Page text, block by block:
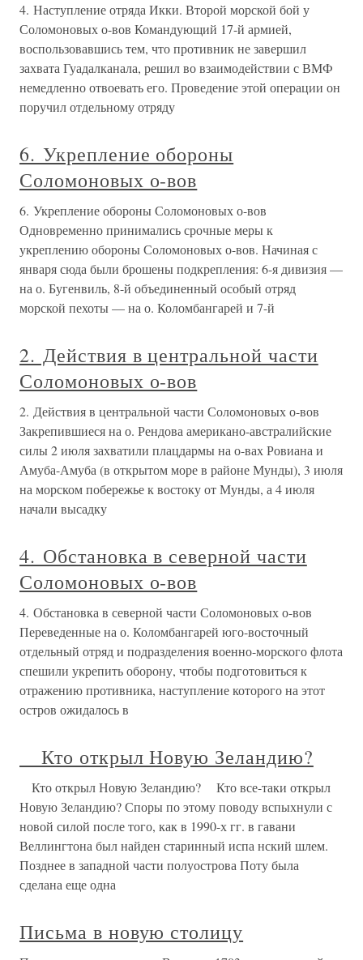
4. Наступление отряда Икки. Второй морской бой у
Соломоновых о-вов Командующий 17-й армией,
воспользовавшись тем, что противник не завершил
захвата Гуадалканала, решил во взаимодействии с ВМФ
немедленно отвоевать его. Проведение этой операции он
поручил отдельному отряду
6. Укрепление обороны
Соломоновых о-вов
6. Укрепление обороны Соломоновых о-вов
Одновременно принимались срочные меры к
укреплению обороны Соломоновых о-вов. Начиная с
января сюда были брошены подкрепления: 6-я дивизия —
на о. Бугенвиль, 8-й объединенный особый отряд
морской пехоты — на о. Коломбангарей и 7-й
2. Действия в центральной части
Соломоновых о-вов
2. Действия в центральной части Соломоновых о-вов
Закрепившиеся на о. Рендова американо-австралийские
силы 2 июля захватили плацдармы на о-вах Ровиана и
Амуба-Амуба (в открытом море в районе Мунды), 3 июля
на морском побережье к востоку от Мунды, а 4 июля
начали высадку
4. Обстановка в северной части
Соломоновых о-вов
4. Обстановка в северной части Соломоновых о-вов
Переведенные на о. Коломбангарей юго-восточный
отдельный отряд и подразделения военно-морского флота
спешили укрепить оборону, чтобы подготовиться к
отражению противника, наступление которого на этот
остров ожидалось в
Кто открыл Новую Зеландию?
Кто открыл Новую Зеландию? Кто все-таки открыл
Новую Зеландию? Споры по этому поводу вспыхнули с
новой силой после того, как в 1990-х гг. в гавани
Веллингтона был найден старинный испа нский шлем.
Позднее в западной части полуострова Поту была
сделана еще одна
Письма в новую столицу